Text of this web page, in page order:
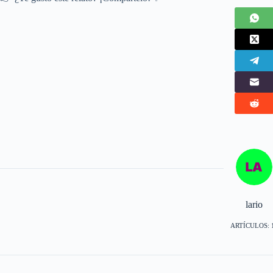
lario
ARTÍCULOS: